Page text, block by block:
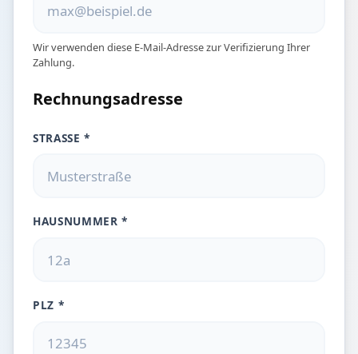
Wir verwenden diese E-Mail-Adresse zur Verifizierung Ihrer
Zahlung.
Rechnungsadresse
STRASSE *
HAUSNUMMER *
PLZ *